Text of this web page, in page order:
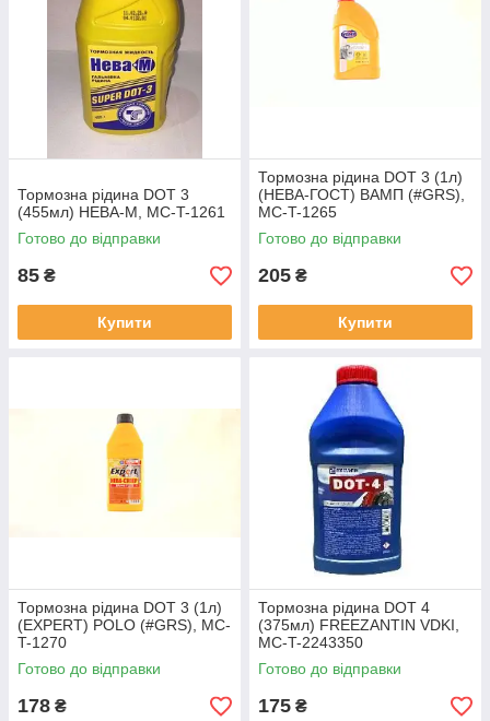
Тормозна рідина DOT 3
(455мл) НЕВА-М, MC-T-1261
Готово до відправки
85 ₴
Купити
Тормозна рідина DOT 3 (1л)
(НЕВА-ГОСТ) ВАМП (#GRS),
MC-T-1265
Готово до відправки
205 ₴
Купити
Тормозна рідина DOT 3 (1л)
(EXPERT) POLO (#GRS), MC-
T-1270
Готово до відправки
178 ₴
Тормозна рідина DOT 4
(375мл) FREEZANTIN VDKI,
MC-T-2243350
Готово до відправки
175 ₴